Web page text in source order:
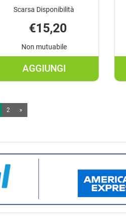
Scarsa Disponibilità
€15,20
Non mutuabile
AGGIUNGI
AGGIUNGI LONGLIFE
2 »